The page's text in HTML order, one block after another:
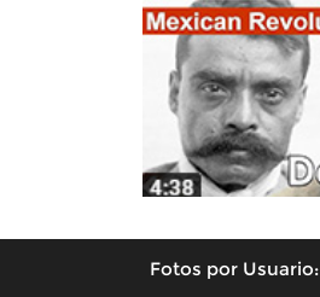
Fotos por Usuario: